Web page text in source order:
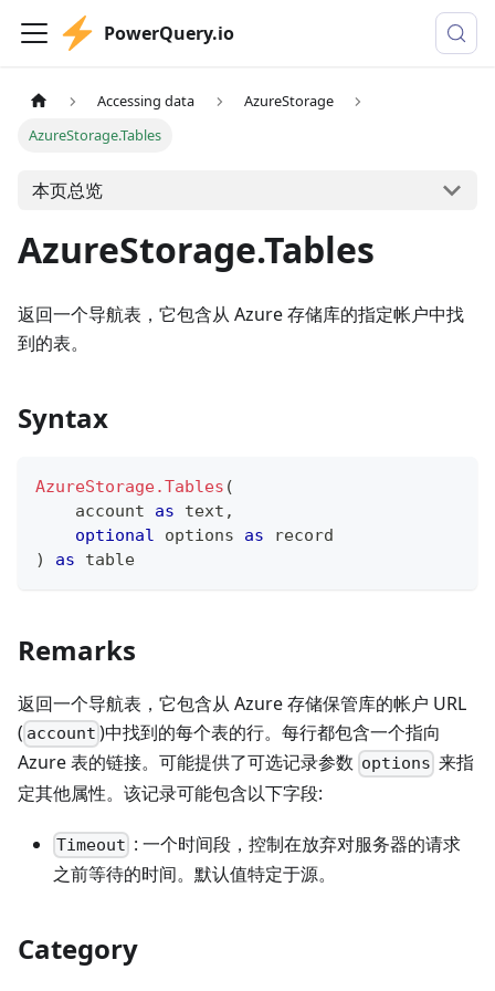
PowerQuery.io
Accessing data
AzureStorage
AzureStorage.Tables
本页总览
AzureStorage.Tables
返回一个导航表，它包含从 Azure 存储库的指定帐户中找
到的表。
Syntax
AzureStorage.Tables (
    account
as text ,
optional options as
record
)
as table
Remarks
返回一个导航表，它包含从 Azure 存储保管库的帐户 URL
( account )中找到的每个表的行。每行都包含一个指向
Azure 表的链接。可能提供了可选记录参数 options 来指
定其他属性。该记录可能包含以下字段:
Timeout : 一个时间段，控制在放弃对服务器的请求
之前等待的时间。默认值特定于源。
Category